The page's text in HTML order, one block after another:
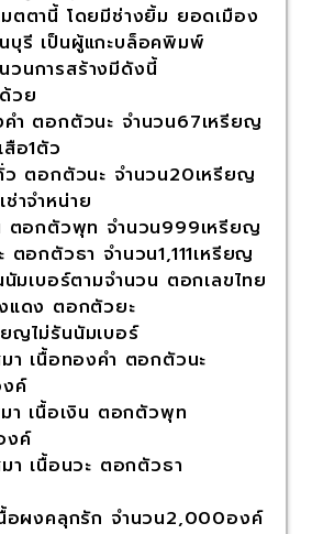
ตตานี้ โดยมีช่างยิ้ม ยอดเมือง
รี เป็นผู้แกะบล็อคพิมพ์
วนการสร้างมีดังนี้
วย
ำ ตอกตัวนะ จำนวน67เหรียญ
อ1ตัว
ว ตอกตัวนะ จำนวน20เหรียญ
าจำหน่าย
ตอกตัวพุท จำนวน999เหรียญ
ตอกตัวธา จำนวน1,111เหรียญ
มเบอร์ตามจำนวน ตอกเลขไทย
แดง ตอกตัวยะ
ญไม่รันนัมเบอร์
า เนื้อทองคำ ตอกตัวนะ
งค์
า เนื้อเงิน ตอกตัวพุท
งค์
า เนื้อนวะ ตอกตัวธา
อผงคลุกรัก จำนวน2,000องค์